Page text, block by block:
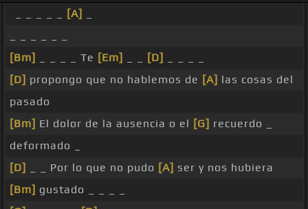
[A]
[Bm]
_ _ _ _ Te [Em] [D]
[D] propongo que no hablemos de [A] las cosas del
pasado
[Bm] El dolor de la ausencia o el [G] recuerdo _
deformado _
[D]
_ _ Por lo que no pudo [A] ser y nos hubiera
[Bm] gustado _ _ _ _